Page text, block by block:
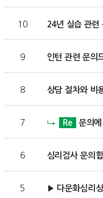
10 24년 실습 관련
9 인턴 관련 문의
8 상담 절차와 비
7 Re 문의
6 심리검사 문의
5 ▶ 다문화심리